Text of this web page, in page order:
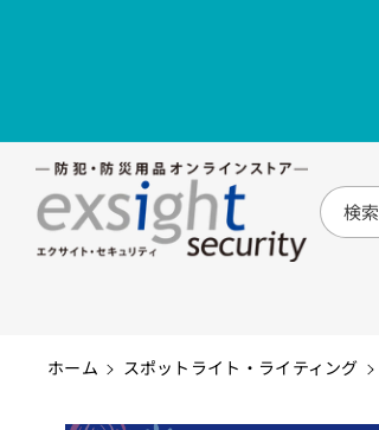
検索
ホーム スポットライト・ライティング